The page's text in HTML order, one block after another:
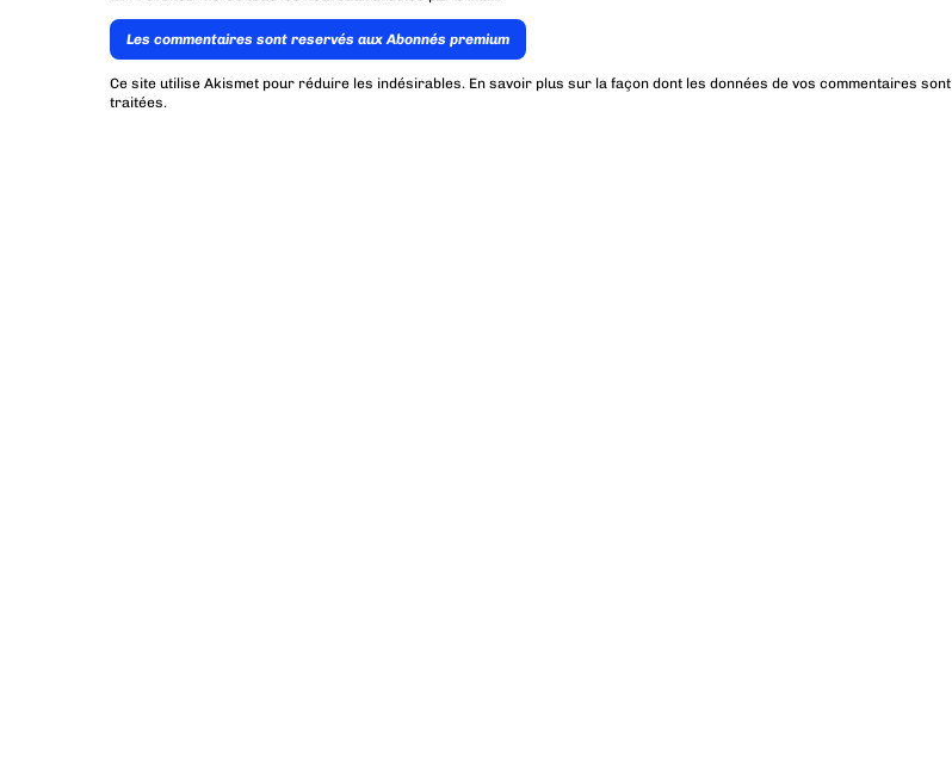
Les commentaires sont reservés aux Abonnés premium
Ce site utilise Akismet pour réduire les indésirables. En savoir plus sur la façon dont les données de vos commentaires sont
traitées.